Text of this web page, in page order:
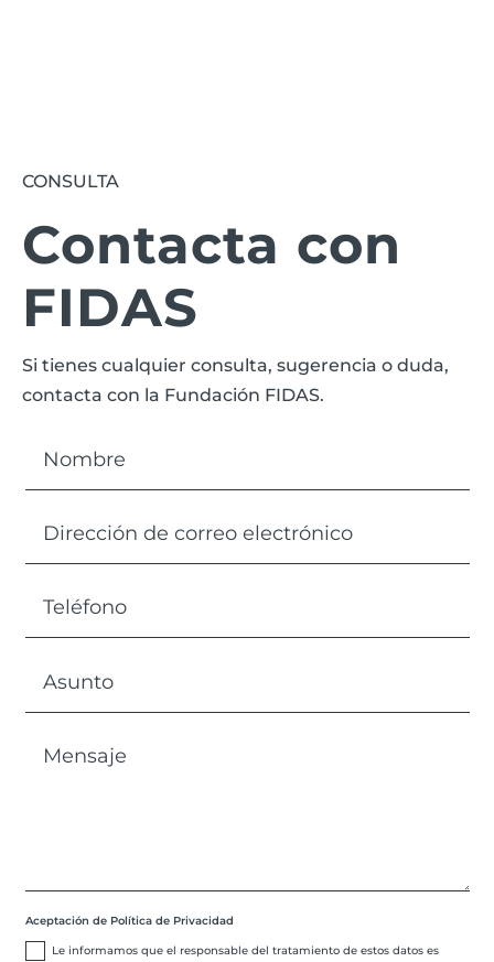
CONSULTA
Contacta con
FIDAS
Si tienes cualquier consulta, sugerencia o duda,
contacta con la Fundación FIDAS.
Aceptación de Política de Privacidad
Le informamos que el responsable del tratamiento de estos datos es